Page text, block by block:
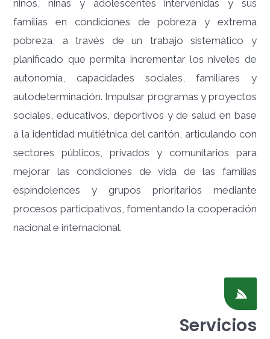
niños, niñas y adolescentes intervenidas y sus
familias en condiciones de pobreza y extrema
pobreza, a través de un trabajo sistemático y
planificado que permita incrementar los niveles de
autonomía, capacidades sociales, familiares y
autodeterminación. Impulsar programas y proyectos
sociales, educativos, deportivos y de salud en base
a la identidad multiétnica del cantón, articulando con
sectores públicos, privados y comunitarios para
mejorar las condiciones de vida de las familias
espindolences y grupos prioritarios mediante
procesos participativos, fomentando la cooperación
nacional e internacional.
Servicios